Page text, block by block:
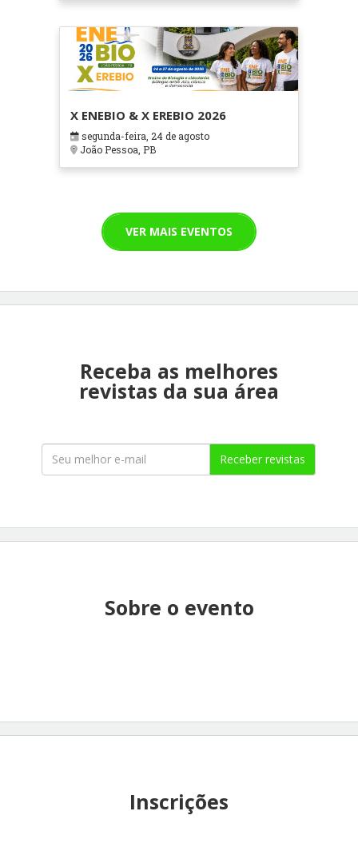
X ENEBIO & X EREBIO 2026
segunda-feira, 24 de agosto
João Pessoa, PB
VER MAIS EVENTOS
Receba as melhores
revistas da sua área
Receber revistas
Sobre o evento
Inscrições